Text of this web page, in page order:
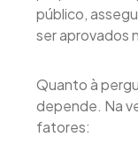
público,
ser aprovados
Quanto à
depende. Na
fatores: